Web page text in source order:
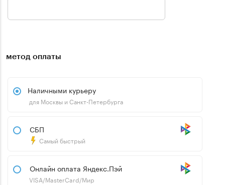
метод оплаты
Наличными курьеру
для Москвы и Санкт-Петербурга
СБП
Самый быстрый
Онлайн оплата Яндекс.Пэй
VISA/MasterCard/Мир